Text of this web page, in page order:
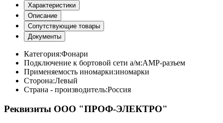
Характеристики
Описание
Сопутствующие товары
Документы
Категория:Фонари
Подключение к бортовой сети а/м:АМР-разъем
Применяемость иномарки:иномарки
Сторона:Левый
Страна - производитель:Россия
Реквизиты ООО "ПРОФ-ЭЛЕКТРО"